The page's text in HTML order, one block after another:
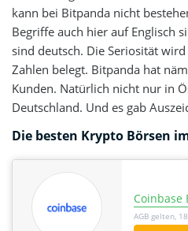
kann bei Bitpanda nicht
Begriffe auch hier auf Englisch
sind deutsch. Die Seriosität
Zahlen belegt. Bitpanda hat
Kunden. Natürlich nicht nur in
Deutschland. Und es gab
Die besten Krypto Börsen
Coinbase
AGB gelten,